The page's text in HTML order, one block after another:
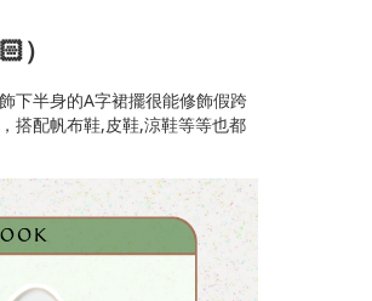
）
下半身的A字裙擺很能修飾假跨
搭配帆布鞋,皮鞋,涼鞋等等也都